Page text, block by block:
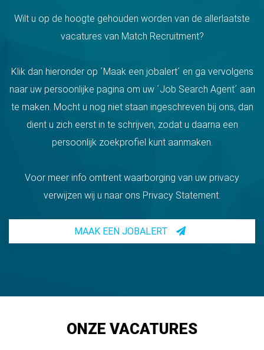
Wilt u op de hoogte gehouden worden van de allerlaatste
vacatures van Match Recruitment?
Klik dan hieronder op ´Maak een jobalert´ en ga vervolgens
naar uw persoonlijke pagina om uw ´Job Search Agent´ aan
te maken. Mocht u nog niet staan ingeschreven bij ons, dan
dient u zich eerst in te schrijven, zodat u daarna een
persoonlijk zoekprofiel kunt aanmaken.
Voor meer info omtrent waarborging van uw privacy
verwijzen wij u naar ons Privacy Statement.
MAAK EEN JOBALERT
ONZE VACATURES